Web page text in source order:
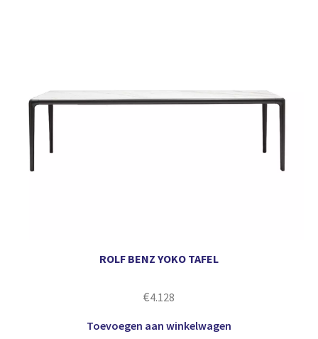
ROLF BENZ YOKO TAFEL
€4.128
Toevoegen aan winkelwagen